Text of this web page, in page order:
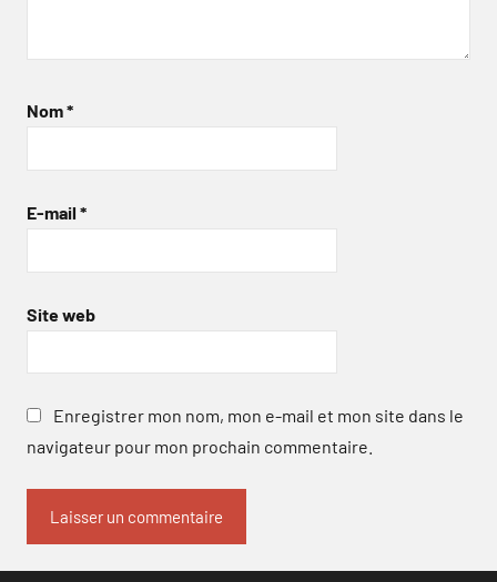
Nom*
E-mail *
Site web
Enregistrer mon nom, mon e-mail et mon site dans le
navigateur pour mon prochain commentaire.